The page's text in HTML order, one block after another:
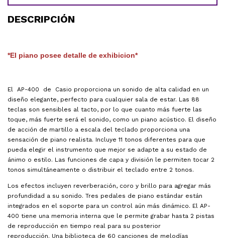
DESCRIPCIÓN
*El piano posee detalle de exhibicion*
El AP-400 de Casio proporciona un sonido de alta calidad en un
diseño elegante, perfecto para cualquier sala de estar. Las 88
teclas son sensibles al tacto, por lo que cuanto más fuerte las
toque, más fuerte será el sonido, como un piano acústico. El diseño
de acción de martillo a escala del teclado proporciona una
sensación de piano realista. Incluye 11 tonos diferentes para que
pueda elegir el instrumento que mejor se adapte a su estado de
ánimo o estilo. Las funciones de capa y división le permiten tocar 2
tonos simultáneamente o distribuir el teclado entre 2 tonos.
Los efectos incluyen reverberación, coro y brillo para agregar más
profundidad a su sonido. Tres pedales de piano estándar están
integrados en el soporte para un control aún más dinámico. El AP-
400 tiene una memoria interna que le permite grabar hasta 2 pistas
de reproducción en tiempo real para su posterior
reproducción. Una biblioteca de 60 canciones de melodías